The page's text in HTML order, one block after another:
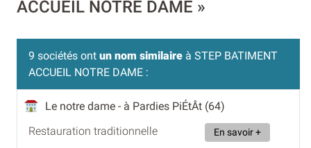
ACCUEIL NOTRE DAME »
9 sociétés ont un nom similaire à STEP BATIMENT
ACCUEIL NOTRE DAME :
Le notre dame - à Pardies PiÉtÂt (64)
Restauration traditionnelle
En savoir +